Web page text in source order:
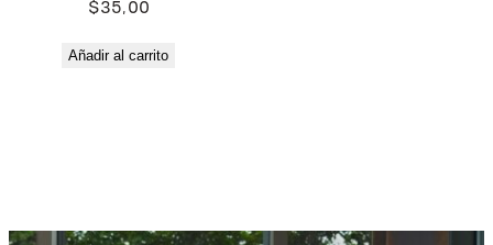
$35,00
Añadir al carrito